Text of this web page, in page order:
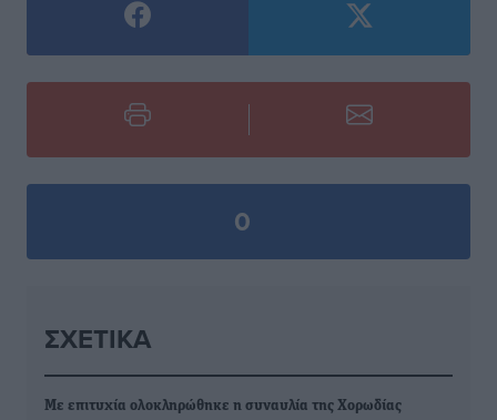
0
ΣΧΕΤΙΚΆ
Με επιτυχία ολοκληρώθηκε η συναυλία της Χορωδίας